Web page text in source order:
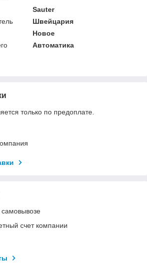
Sauter
Швейцария
Новое
Автоматика
только по предоплате.
счет компании